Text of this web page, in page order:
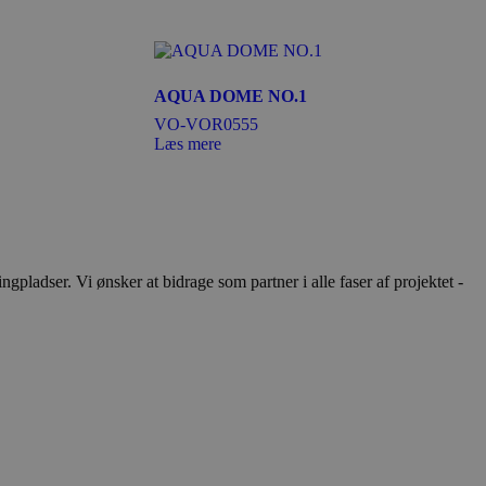
AQUA DOME NO.1
VO-VOR0555
Læs mere
Vi ønsker at bidrage som partner i alle faser af projektet -